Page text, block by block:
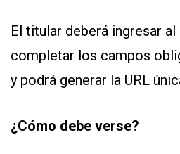
El titular deberá ingresar al
completar los campos
y podrá generar la URL
¿Cómo debe verse?